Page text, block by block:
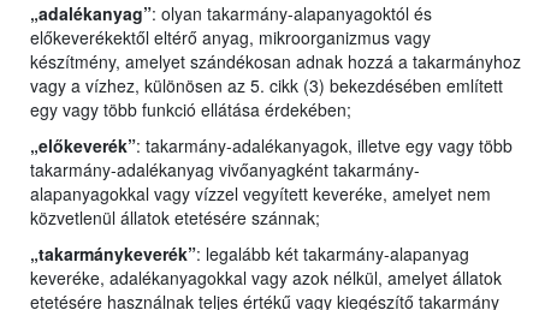
„adalékanyag”: olyan takarmány-alapanyagoktól és
előkeverékektől eltérő anyag, mikroorganizmus vagy
készítmény, amelyet szándékosan adnak hozzá a takarmányhoz
vagy a vízhez, különösen az 5. cikk (3) bekezdésében említett
egy vagy több funkció ellátása érdekében;
„előkeverék”: takarmány-adalékanyagok, illetve egy vagy több
takarmány-adalékanyag vivőanyagként takarmány-
alapanyagokkal vagy vízzel vegyített keveréke, amelyet nem
közvetlenül állatok etetésére szánnak;
„takarmánykeverék”: legalább két takarmány-alapanyag
keveréke, adalékanyagokkal vagy azok nélkül, amelyet állatok
etetésére használnak teljes értékű vagy kiegészítő takarmány